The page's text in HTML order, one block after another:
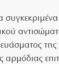
της
αρμόδιας